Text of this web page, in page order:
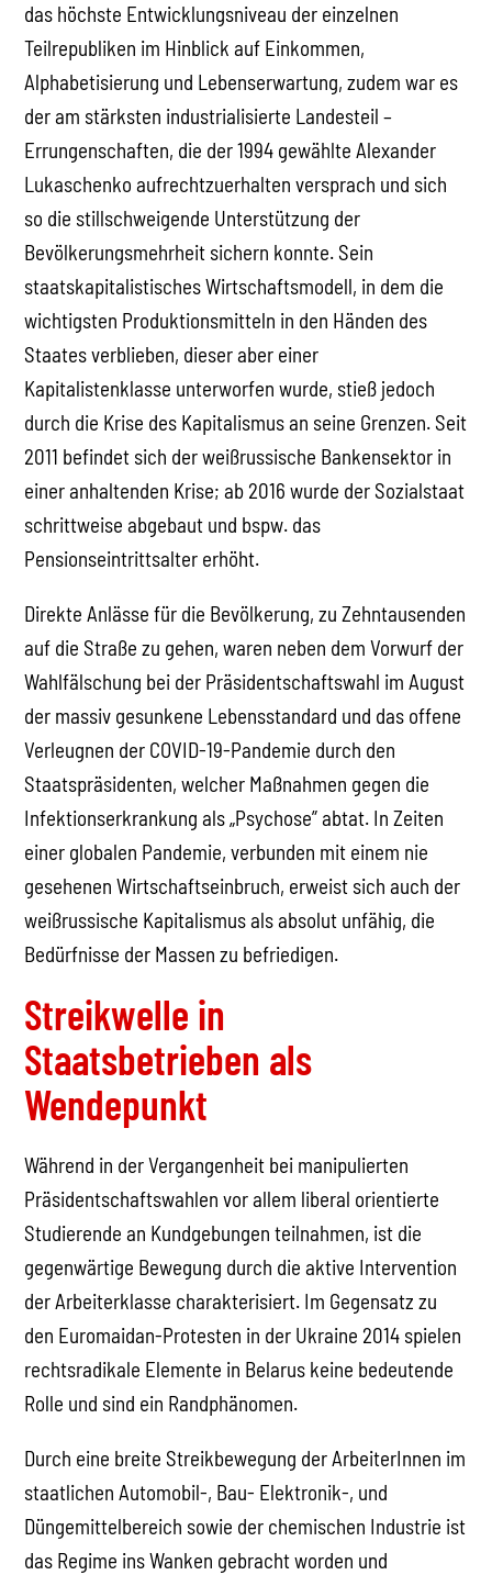
das höchste Entwicklungsniveau der einzelnen
Teilrepubliken im Hinblick auf Einkommen,
Alphabetisierung und Lebenserwartung, zudem war es
der am stärksten industrialisierte Landesteil –
Errungenschaften, die der 1994 gewählte Alexander
Lukaschenko aufrechtzuerhalten versprach und sich
so die stillschweigende Unterstützung der
Bevölkerungsmehrheit sichern konnte. Sein
staatskapitalistisches Wirtschaftsmodell, in dem die
wichtigsten Produktionsmitteln in den Händen des
Staates verblieben, dieser aber einer
Kapitalistenklasse unterworfen wurde, stieß jedoch
durch die Krise des Kapitalismus an seine Grenzen. Seit
2011 befindet sich der weißrussische Bankensektor in
einer anhaltenden Krise; ab 2016 wurde der Sozialstaat
schrittweise abgebaut und bspw. das
Pensionseintrittsalter erhöht.
Direkte Anlässe für die Bevölkerung, zu Zehntausenden
auf die Straße zu gehen, waren neben dem Vorwurf der
Wahlfälschung bei der Präsidentschaftswahl im August
der massiv gesunkene Lebensstandard und das offene
Verleugnen der COVID-19-Pandemie durch den
Staatspräsidenten, welcher Maßnahmen gegen die
Infektionserkrankung als „Psychose” abtat. In Zeiten
einer globalen Pandemie, verbunden mit einem nie
gesehenen Wirtschaftseinbruch, erweist sich auch der
weißrussische Kapitalismus als absolut unfähig, die
Bedürfnisse der Massen zu befriedigen.
Streikwelle in
Staatsbetrieben als
Wendepunkt
Während in der Vergangenheit bei manipulierten
Präsidentschaftswahlen vor allem liberal orientierte
Studierende an Kundgebungen teilnahmen, ist die
gegenwärtige Bewegung durch die aktive Intervention
der Arbeiterklasse charakterisiert. Im Gegensatz zu
den Euromaidan-Protesten in der Ukraine 2014 spielen
rechtsradikale Elemente in Belarus keine bedeutende
Rolle und sind ein Randphänomen.
Durch eine breite Streikbewegung der ArbeiterInnen im
staatlichen Automobil-, Bau- Elektronik-, und
Düngemittelbereich sowie der chemischen Industrie ist
das Regime ins Wanken gebracht worden und